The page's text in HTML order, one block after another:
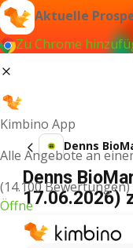
Aktuelle
Zu Chrome
Kimbino App
Alle Angebote an
(14.100 Bewertungen)
Öffne
Denns
Denns
17.06.2026)